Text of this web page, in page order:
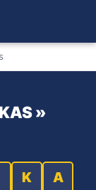
»
K
A